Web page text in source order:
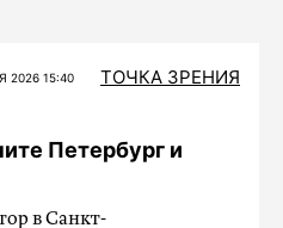
2026 15:40 ТОЧКА ЗРЕНИЯ
Петербург и
в Санкт-